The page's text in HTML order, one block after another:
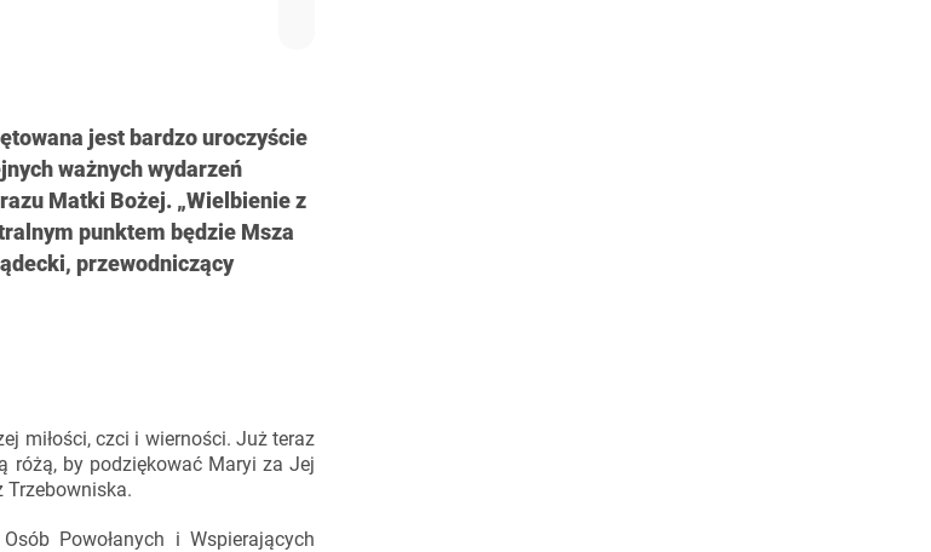
jest bardzo uroczyście
ważnych wydarzeń
Matki Bożej. „Wielbienie z
punktem będzie Msza
przewodniczący
miłości, czci i wierności. Już teraz
różą, by podziękować Maryi za Jej
Trzebowniska.
Powołanych i Wspierających